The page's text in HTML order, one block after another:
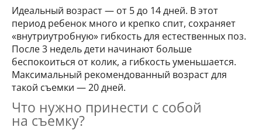
Идеальный возраст — от 5 до 14 дней. В этот
период ребенок много и крепко спит, сохраняет
«внутриутробную» гибкость для естественных поз.
После 3 недель дети начинают больше
беспокоиться от колик, а гибкость уменьшается.
Максимальный рекомендованный возраст для
такой съемки — 20 дней.
Что нужно принести с собой
на съемку?